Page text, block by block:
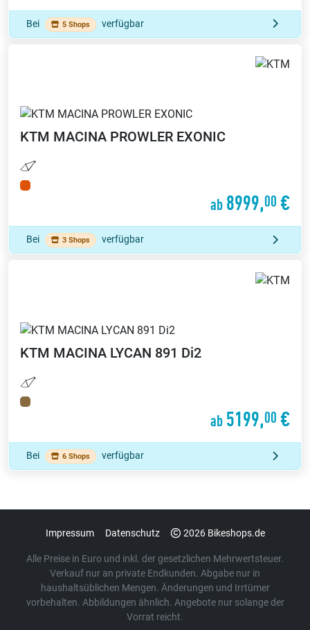
Bei 5 Shops verfügbar
KTM MACINA PROWLER EXONIC
ab 8999,00 €
Bei 3 Shops verfügbar
KTM MACINA LYCAN 891 Di2
ab 5199,00 €
Bei 6 Shops verfügbar
Impressum Datenschutz 2026 Bikeshops.de
Alle Preise in Euro und inkl. der gesetzlichen Mehrwertsteuer.
Verkauf nur an private Endkunden. Abgabe nur in
haushaltsüblichen Mengen. Änderungen und Irrtümer
vorbehalten. Abbildungen ähnlich. Angebote nur solange der
Vorrat reicht.